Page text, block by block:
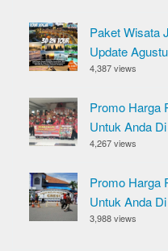
Paket Wisata
Update
4,387 views
Promo Harga
Untuk Anda
4,267 views
Promo Harga
Untuk Anda
3,988 views